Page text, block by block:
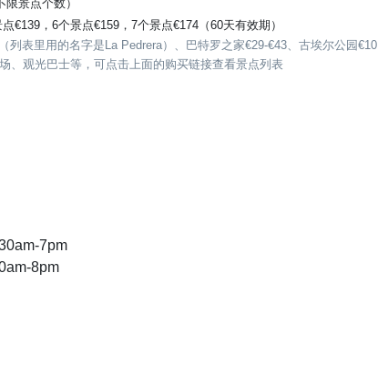
景点个数）
€139，6个景点€159，7个景点€174（60天有效期）
表里用的名字是La Pedrera）、巴特罗之家€29-€43、古埃尔公园€10
、观光巴士等，可点击上面的购买链接查看景点列表
7pm
8pm